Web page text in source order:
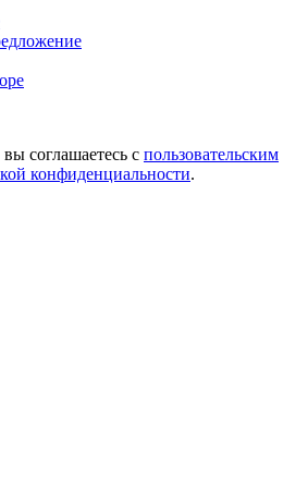
соглашаетесь с пользовательским
конфиденциальности.